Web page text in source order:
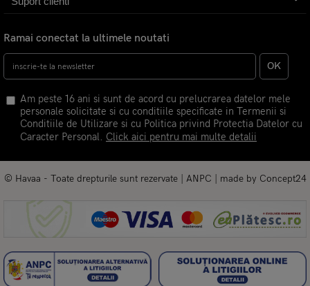
Ramai conectat la ultimele noutati
OK
Am peste 16 ani si sunt de acord cu prelucrarea datelor mele
personale solicitate si cu conditiile specificate in Termenii si
Conditiile de Utilizare si cu Politica privind Protectia Datelor cu
Caracter Personal. Click aici pentru mai multe detalii
© Havaa - Toate drepturile sunt rezervate | ANPC | made by Concept24